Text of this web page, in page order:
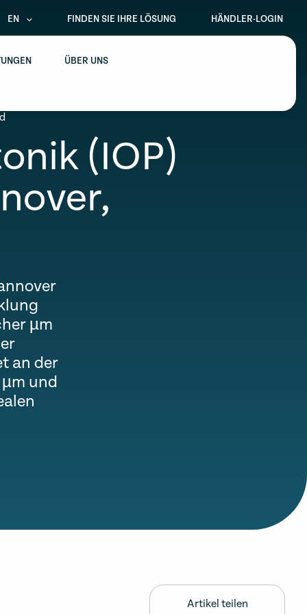
EN FINDEN SIE IHRE LÖSUNG HÄNDLER-LOGIN
ÜBER UNS
(IOP)
µm
an der
und
Artikel teilen